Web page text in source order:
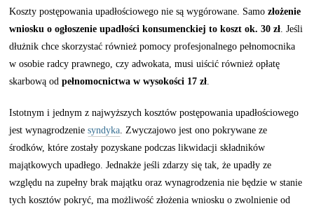
Koszty postępowania upadłościowego nie są wygórowane. Samozłożenie
wniosku o ogłoszenie upadłości konsumenckiej to koszt ok. 30 zł . Jeśli
dłużnik chce skorzystać również pomocy profesjonalnego pełnomocnika
w osobie radcy prawnego, czy adwokata, musi uiścić również opłatę
skarbową odpełnomocnictwa w wysokości 17 zł
Istotnym i jednym z najwyższych kosztów postępowania upadłościowego
jest wynagrodzeniesyndyka . Zwyczajowo jest ono pokrywane ze
środków, które zostały pozyskane podczas likwidacji składników
majątkowych upadłego. Jednakże jeśli zdarzy się tak, że upadły ze
względu na zupełny brak majątku oraz wynagrodzenia nie będzie w stanie
tych kosztów pokryć, ma możliwość złożenia wniosku o zwolnienie od